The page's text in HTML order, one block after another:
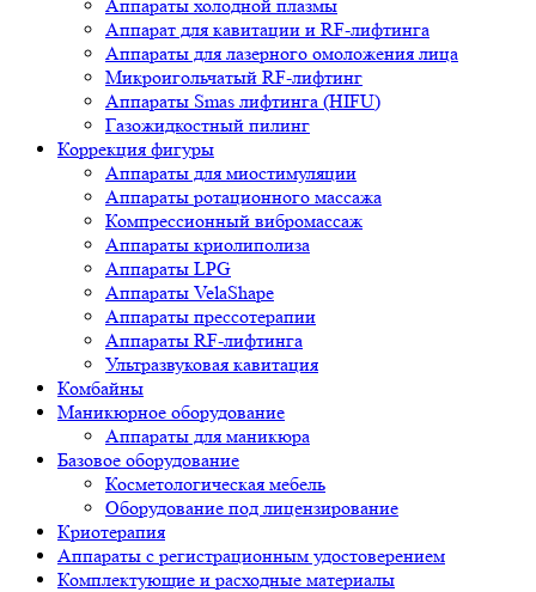
Аппараты холодной плазмы
Аппарат для кавитации и RF-лифтинга
Аппараты для лазерного омоложения лица
Микроигольчатый RF-лифтинг
Аппараты Smas лифтинга (HIFU)
Газожидкостный пилинг
Коррекция фигуры
Аппараты для миостимуляции
Аппараты ротационного массажа
Компрессионный вибромассаж
Аппараты криолиполиза
Аппараты LPG
Аппараты VelaShape
Аппараты прессотерапии
Аппараты RF-лифтинга
Ультразвуковая кавитация
Комбайны
Маникюрное оборудование
Аппараты для маникюра
Базовое оборудование
Косметологическая мебель
Оборудование под лицензирование
Криотерапия
Аппараты c регистрационным удостоверением
Комплектующие и расходные материалы